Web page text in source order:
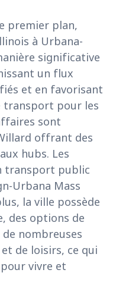
premier plan,
à Urbana-
significative
un flux
et en favorisant
transport pour les
sont
offrant des
hubs. Les
transport public
Urbana Mass
la ville possède
des options de
nombreuses
de loisirs, ce qui
vivre et